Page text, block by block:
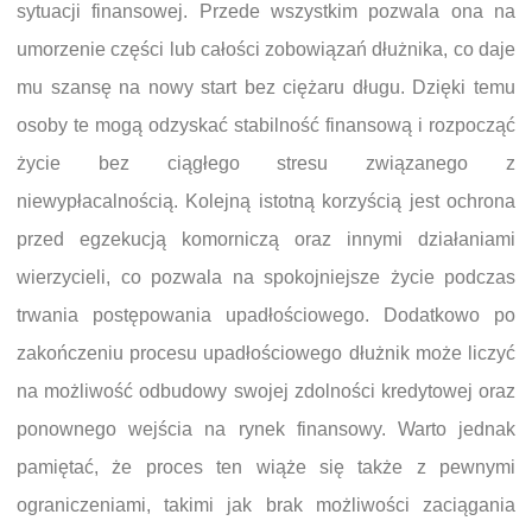
sytuacji finansowej. Przede wszystkim pozwala ona na
umorzenie części lub całości zobowiązań dłużnika, co daje
mu szansę na nowy start bez ciężaru długu. Dzięki temu
osoby te mogą odzyskać stabilność finansową i rozpocząć
życie bez ciągłego stresu związanego z
niewypłacalnością. Kolejną istotną korzyścią jest ochrona
przed egzekucją komorniczą oraz innymi działaniami
wierzycieli, co pozwala na spokojniejsze życie podczas
trwania postępowania upadłościowego. Dodatkowo po
zakończeniu procesu upadłościowego dłużnik może liczyć
na możliwość odbudowy swojej zdolności kredytowej oraz
ponownego wejścia na rynek finansowy. Warto jednak
pamiętać, że proces ten wiąże się także z pewnymi
ograniczeniami, takimi jak brak możliwości zaciągania